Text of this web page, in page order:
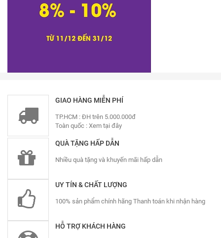
GIAO HÀNG MIỄN PHÍ
TP.HCM : ĐH trên 5.000.000đ
Toàn quốc : Xem tại đây
QUÀ TẶNG HẤP DẪN
Nhiều quà tặng và khuyến mãi hấp dẫn
UY TÍN & CHẤT LƯỢNG
100% sản phẩm chính hãng Thanh toán khi nhận hàng
HỖ TRỢ KHÁCH HÀNG